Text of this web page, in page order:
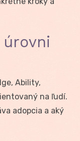
úrovni
Ability,
na ľudí.
adopcia a aký